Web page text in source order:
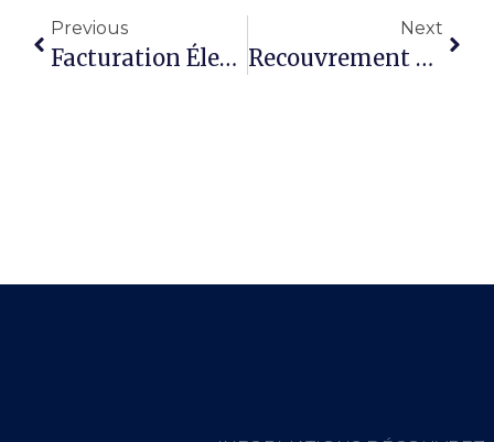
Previous
Facturation Électronique 2026 : Ce Que La Réforme Change Pour Les Entreprises Françaises
Next
Recouvrement Amiable : Comment Les MARD Peuvent Éviter Une Procédure Judiciaire Coûteuse ?